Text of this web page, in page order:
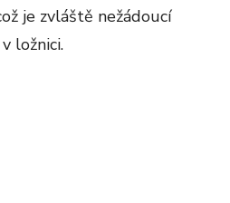
je zvláště nežádoucí
ložnici.